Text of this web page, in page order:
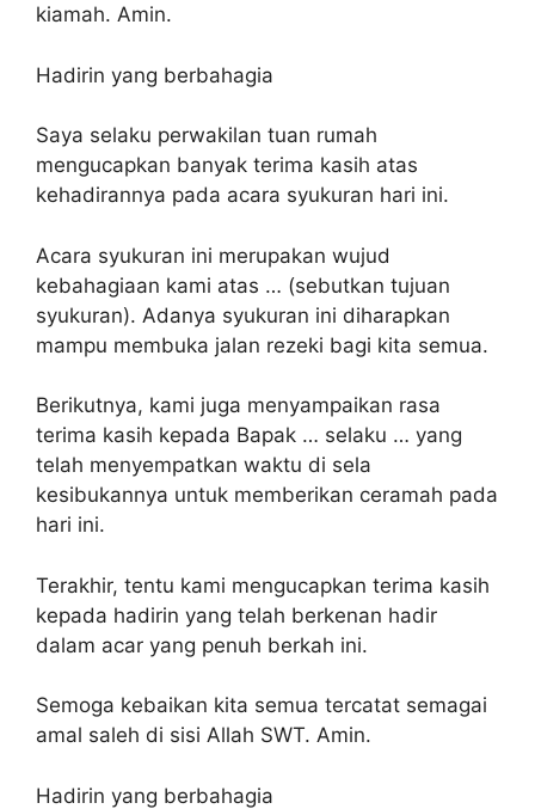
kiamah. Amin.
Hadirin yang berbahagia
Saya selaku perwakilan tuan rumah
mengucapkan banyak terima kasih atas
kehadirannya pada acara syukuran hari ini.
Acara syukuran ini merupakan wujud
kebahagiaan kami atas … (sebutkan tujuan
syukuran). Adanya syukuran ini diharapkan
mampu membuka jalan rezeki bagi kita semua.
Berikutnya, kami juga menyampaikan rasa
terima kasih kepada Bapak … selaku … yang
telah menyempatkan waktu di sela
kesibukannya untuk memberikan ceramah pada
hari ini.
Terakhir, tentu kami mengucapkan terima kasih
kepada hadirin yang telah berkenan hadir
dalam acar yang penuh berkah ini.
Semoga kebaikan kita semua tercatat semagai
amal saleh di sisi Allah SWT. Amin.
Hadirin yang berbahagia